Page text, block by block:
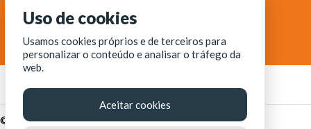
© Fortaleza Digital || CITINOVA - Fundação de Ciência,
Uso de cookies
Usamos cookies próprios e de terceiros para
personalizar o conteúdo e analisar o tráfego da
web.
Aceitar cookies